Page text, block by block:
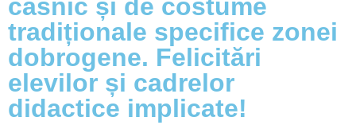
casnic și de costume
tradiționale specifice zonei
dobrogene. Felicitări
elevilor și cadrelor
didactice implicate!